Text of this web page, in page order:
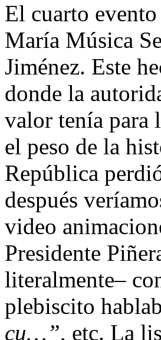
El cuarto
María Música
Jiménez. Este
donde la
valor tenía para
el peso de la
República
después
video
Presidente
literalmente–
plebiscito
cu…”, etc. La